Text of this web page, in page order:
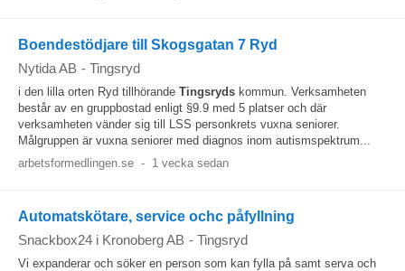
Boendestödjare till Skogsgatan 7 Ryd
Nytida AB - Tingsryd
i den lilla orten Ryd tillhörande Tingsryds kommun. Verksamheten
består av en gruppbostad enligt §9.9 med 5 platser och där
verksamheten vänder sig till LSS personkrets vuxna seniorer.
Målgruppen är vuxna seniorer med diagnos inom autismspektrum...
arbetsformedlingen.se - 1 vecka sedan
Automatskötare, service ochc påfyllning
Snackbox24 i Kronoberg AB - Tingsryd
Vi expanderar och söker en person som kan fylla på samt serva och